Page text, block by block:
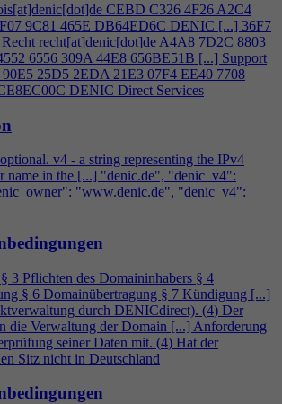
CEBD C326 4F26 A2C4
9C81 465E DB64ED6C DENIC [...] 36F7
recht[at]denic[dot]de A4A8 7D2C 8803
6556 309A 44E8 656BE51B [...] Support
25D5 2EDA 21E3 07F4 EE40 7708
DENIC Direct Services
v4 - a string representing the IPv4
name in the [...] "denic.de", "denic_v4":
"www.denic.de", "denic_v4":
3 Pflichten des Domaininhabers § 4
§ 6 Domainübertragung § 7 Kündigung [...]
durch DENICdirect). (4) Der
die Verwaltung der Domain [...] Anforderung
seiner Daten mit. (4) Hat der
Sitz nicht in Deutschland